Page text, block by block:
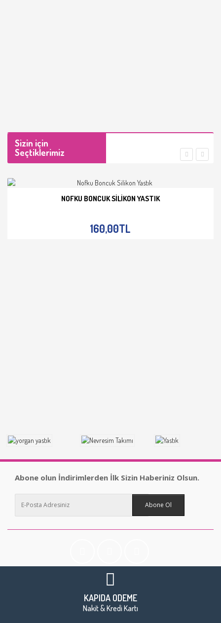
Sizin için
Seçtiklerimiz
NOFKU BONCUK SILIKON YASTIK
160,00TL
Abone olun İndirimlerden İlk Sizin Haberiniz Olsun.
Abone Ol
KAPIDA ÖDEME
Nakit & Kredi Kartı